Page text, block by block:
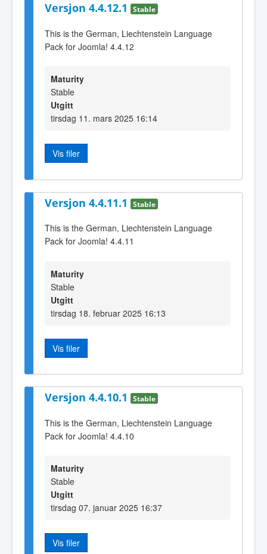
Versjon 4.4.12.1 Stable
This is the German, Liechtenstein Language
Pack for Joomla! 4.4.12
Maturity
Stable
Utgitt
tirsdag 11. mars 2025 16:14
Vis filer
Versjon 4.4.11.1 Stable
This is the German, Liechtenstein Language
Pack for Joomla! 4.4.11
Maturity
Stable
Utgitt
tirsdag 18. februar 2025 16:13
Vis filer
Versjon 4.4.10.1 Stable
This is the German, Liechtenstein Language
Pack for Joomla! 4.4.10
Maturity
Stable
Utgitt
tirsdag 07. januar 2025 16:37
Vis filer